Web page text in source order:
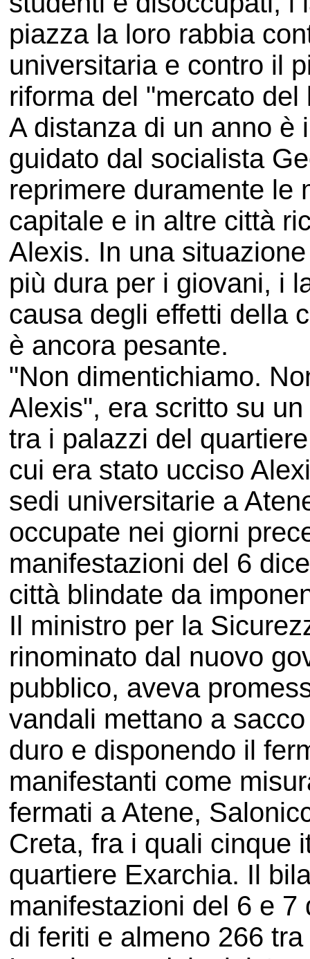
piazza la loro rabbia
universitaria e contro il
riforma del "mercato
A distanza di un anno è
guidato dal socialista
reprimere duramente le
capitale e in altre città
Alexis. In una
più dura per i giovani, i
causa degli effetti della
è ancora pesante.
"Non dimentichiamo.
Alexis", era scritto su
tra i palazzi del
cui era stato ucciso
sedi universitarie a
occupate nei giorni
manifestazioni del 6
città blindate da
Il ministro per la
rinominato dal nuovo
pubblico, aveva
vandali mettano a
duro e disponendo il
manifestanti come
fermati a Atene,
Creta, fra i quali cinque
quartiere Exarchia. Il
manifestazioni del 6 e
di feriti e almeno 266